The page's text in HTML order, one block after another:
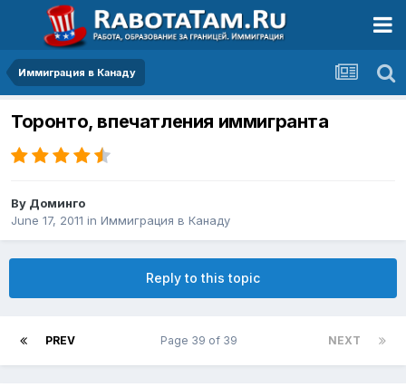
Иммиграция в Канаду
Торонто, впечатления иммигранта
By Доминго
June 17, 2011 in Иммиграция в Канаду
Reply to this topic
PREV NEXT
Page 39 of 39